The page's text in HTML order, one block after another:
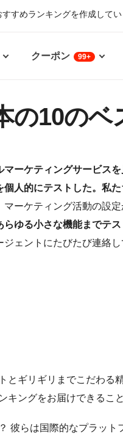
すめランキングを作成して
クーポン 99+
の10の
ーケティングサービス
人的にテストした。私
、マーケティング活動の設
らゆる小さな機能までテス
ジェントにたびたび連絡
とギリギリまでこだわる
キングをお届けできるこ
彼らは国際的なプラッ